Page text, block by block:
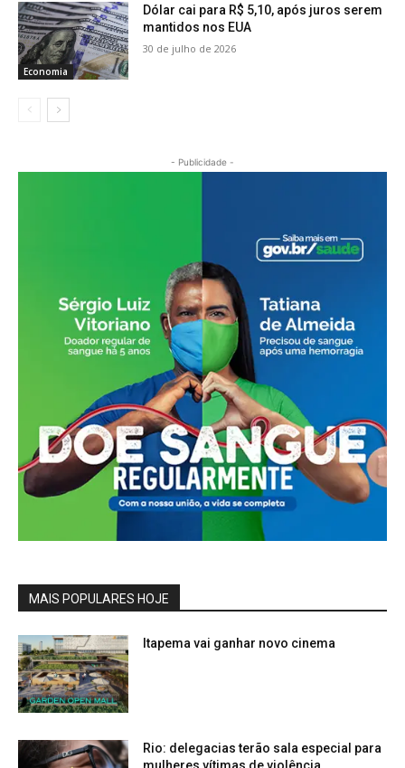
Economia
Dólar cai para R$ 5,10, após juros serem
mantidos nos EUA
30 de julho de 2026
- Publicidade -
MAIS POPULARES HOJE
Itapema vai ganhar novo cinema
Rio: delegacias terão sala especial para
mulheres vítimas de violência